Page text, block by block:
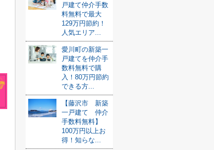
戸建て仲介手数
料無料で最大
129万円節約！
人気エリア...
愛川町の新築一
戸建てを仲介手
数料無料で購
入！80万円節約
できる方...
【藤沢市 新築
一戸建て 仲介
手数料無料】
100万円以上お
得！知らな...